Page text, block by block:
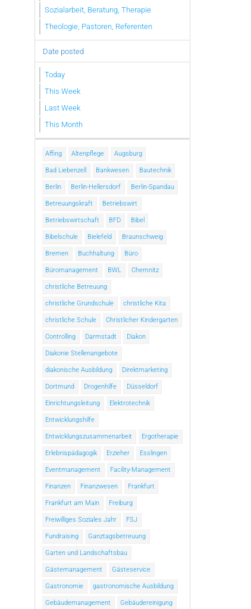
Sozialarbeit, Beratung, Therapie
Theologie, Pastoren, Referenten
Date posted
Today
This Week
Last Week
This Month
Affing Altenpflege Augsburg
Bad Liebenzell Bankwesen Bautechnik
Berlin Berlin-Hellersdorf Berlin-Spandau
Betreuungskraft Betriebswirt
Betriebswirtschaft BFD Bibel
Bibelschule Bielefeld Braunschweig
Bremen Buchhaltung Büro
Büromanagement BWL Chemnitz
christliche Betreuung
christliche Grundschule christliche Kita
christliche Schule Christlicher Kindergarten
Controlling Darmstadt Diakon
Diakonie Stellenangebote
diakonische Ausbildung Direktmarketing
Dortmund Drogenhilfe Düsseldorf
Einrichtungsleitung Elektrotechnik
Entwicklungshilfe
Entwicklungszusammenarbeit Ergotherapie
Erlebnispädagogik Erzieher Esslingen
Eventmanagement Facility-Management
Finanzen Finanzwesen Frankfurt
Frankfurt am Main Freiburg
Freiwilliges Soziales Jahr FSJ
Fundraising Ganztagsbetreuung
Garten und Landschaftsbau
Gästemanagement Gästeservice
Gastronomie gastronomische Ausbildung
Gebäudemanagement Gebäudereinigung